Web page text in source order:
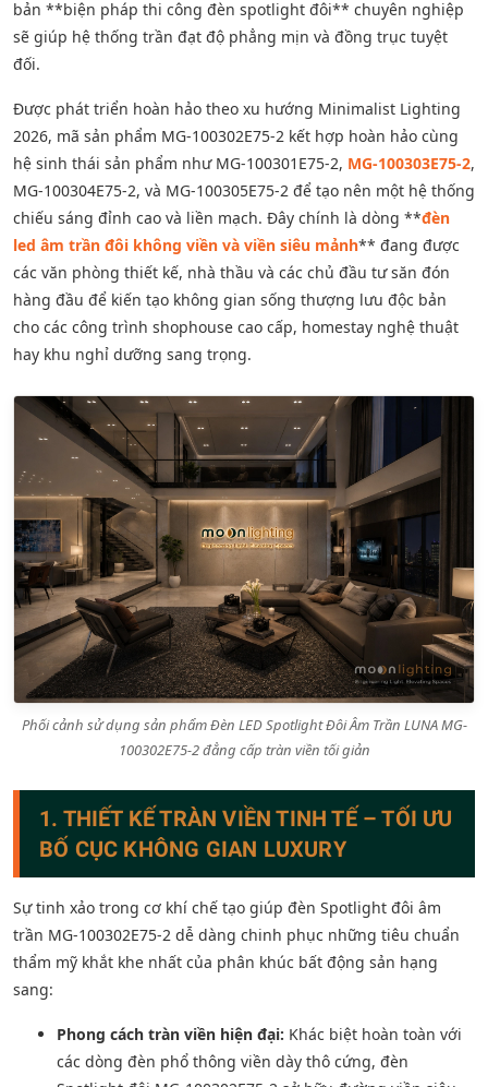
bản **biện pháp thi công đèn spotlight đôi** chuyên nghiệp
sẽ giúp hệ thống trần đạt độ phẳng mịn và đồng trục tuyệt
đối.
Được phát triển hoàn hảo theo xu hướng Minimalist Lighting
2026, mã sản phẩm MG-100302E75-2 kết hợp hoàn hảo cùng
hệ sinh thái sản phẩm như MG-100301E75-2, MG-100303E75-2,
MG-100304E75-2, và MG-100305E75-2 để tạo nên một hệ thống
chiếu sáng đỉnh cao và liền mạch. Đây chính là dòng **đèn
led âm trần đôi không viền và viền siêu mảnh** đang được
các văn phòng thiết kế, nhà thầu và các chủ đầu tư săn đón
hàng đầu để kiến tạo không gian sống thượng lưu độc bản
cho các công trình shophouse cao cấp, homestay nghệ thuật
hay khu nghỉ dưỡng sang trọng.
Phối cảnh sử dụng sản phẩm Đèn LED Spotlight Đôi Âm Trần LUNA MG-
100302E75-2 đẳng cấp tràn viền tối giản
1. THIẾT KẾ TRÀN VIỀN TINH TẾ – TỐI ƯU
BỐ CỤC KHÔNG GIAN LUXURY
Sự tinh xảo trong cơ khí chế tạo giúp đèn Spotlight đôi âm
trần MG-100302E75-2 dễ dàng chinh phục những tiêu chuẩn
thẩm mỹ khắt khe nhất của phân khúc bất động sản hạng
sang:
Phong cách tràn viền hiện đại: Khác biệt hoàn toàn với
các dòng đèn phổ thông viền dày thô cứng, đèn